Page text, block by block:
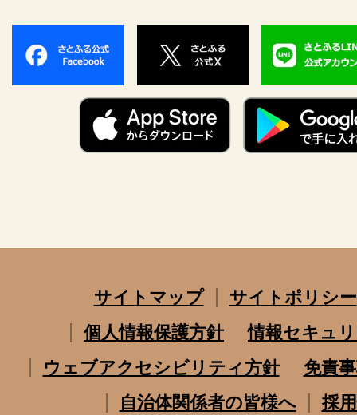
サイトマップ
サイトポリシー
個人情報保護方針
情報セキュ
ウェブアクセシビリティ方針
免責
自治体関係者の皆様へ
採